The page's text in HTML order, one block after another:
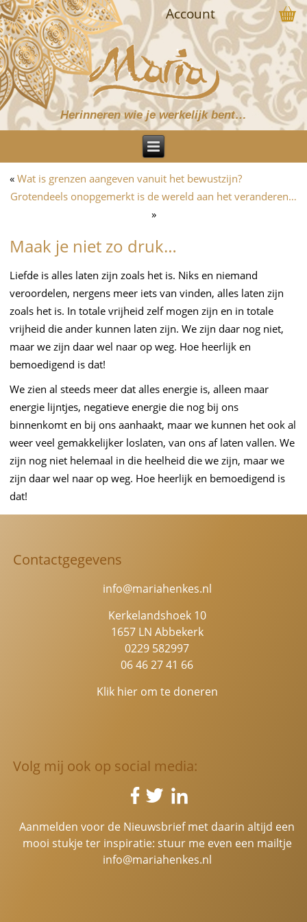
Herinneren wie je werkelijk bent…
Account
«Wat is grenzen aangeven vanuit het bewustzijn?
Grotendeels onopgemerkt is de wereld aan het veranderen…
»
Maak je niet zo druk…
Liefde is alles laten zijn zoals het is. Niks en niemand
veroordelen, nergens meer iets van vinden, alles laten zijn
zoals het is. In totale vrijheid zelf mogen zijn en in totale
vrijheid die ander kunnen laten zijn. We zijn daar nog niet,
maar we zijn daar wel naar op weg. Hoe heerlijk en
bemoedigend is dat!
We zien al steeds meer dat alles energie is, alleen maar
energie lijntjes, negatieve energie die nog bij ons
binnenkomt en bij ons aanhaakt, maar we kunnen het ook al
weer veel gemakkelijker loslaten, van ons af laten vallen. We
zijn nog niet helemaal in die heelheid die we zijn, maar we
zijn daar wel naar op weg. Hoe heerlijk en bemoedigend is
dat!
Contactgegevens
info@mariahenkes.nl
Kerkelandshoek 10
1657 LN Abbekerk
0229 582997
06 46 27 41 66
Klik hier om te doneren
Volg mij ook op social media:
Aanmelden voor de Nieuwsbrief met daarin altijd een
mooi stukje ter inspiratie: stuur me even een mailtje
info@mariahenkes.nl